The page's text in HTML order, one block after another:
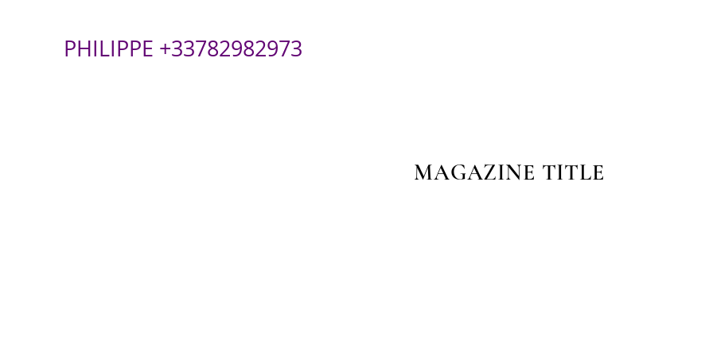
PHILIPPE +33782982973
MAGAZINE TITLE